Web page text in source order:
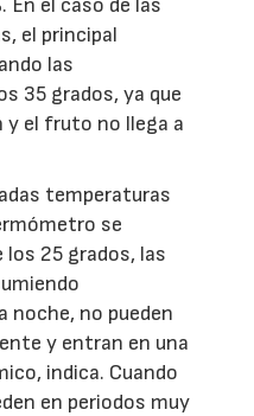
En el caso de las
el principal
las
35 grados, ya que
y el fruto no llega a
temperaturas
se
25 grados, las
noche, no pueden
y entran en una
indica. Cuando
en periodos muy